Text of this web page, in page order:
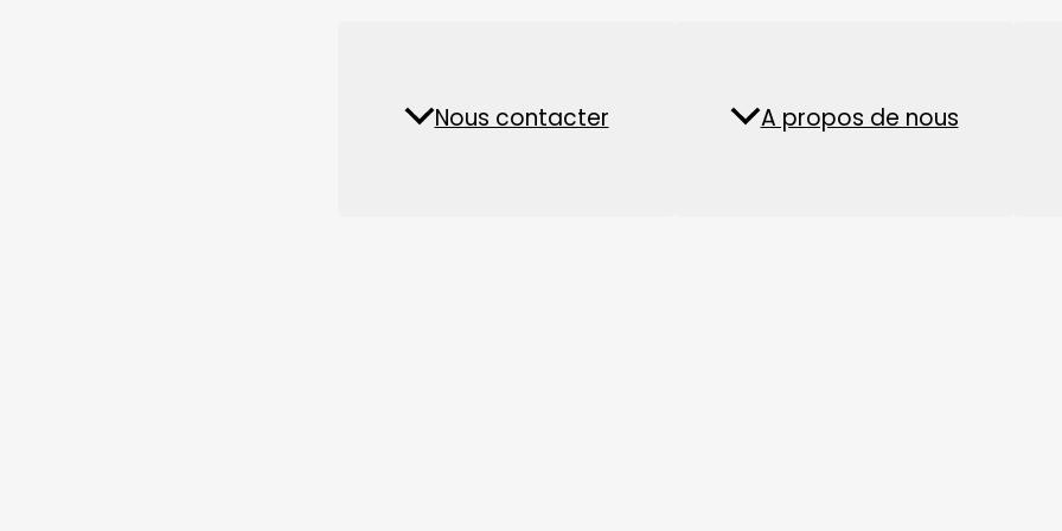
Usine d'aliments pour
Usine de pellets de
biomasse
d'aliments pour
Actualités FAQ
Nous contacter A propos de nous